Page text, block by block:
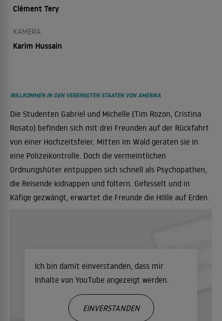
Clément Tery
KAMERA
Karim Hussain
WILLKOMMEN IN DEN VEREINIGTEN STAATEN VON AMERIKA
Die Studenten Gabriel und Michelle (Tim Rozon, Cristina
Rosato) befinden sich mit drei Freunden auf der Rückfahrt
von einer Hochzeitsfeier. Mitten im Wald geraten sie in
eine Polizeikontrolle. Doch die vermeintlichen
Ordnungshüter entpuppen sich schnell als Psychopathen,
die Reisende kidnappen und foltern. Gefesselt und in
Käfige gezwängt, erwartet die Freunde die Hölle auf Erden.
Ich bin damit einverstanden, dass mir
Inhalte von YouTube angezeigt werden.
EINVERSTANDEN